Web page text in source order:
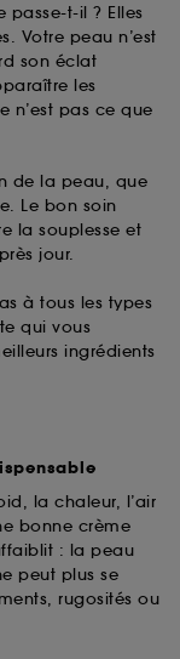
passe-t-il ? Elles
Votre peau n’est
son éclat
les
n’est pas ce que
de la peau, que
Le bon soin
la souplesse et
jour.
à tous les types
qui vous
ingrédients
la chaleur, l’air
bonne crème
: la peau
peut plus se
rugosités ou